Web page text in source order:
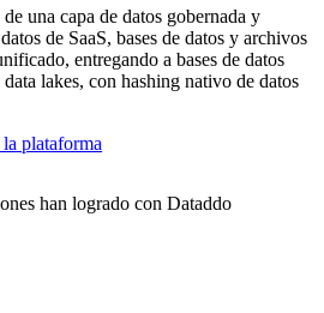
una capa de datos gobernada y
de SaaS, bases de datos y archivos
entregando a bases de datos
lakes, con hashing nativo de datos
plataforma
han logrado con Dataddo